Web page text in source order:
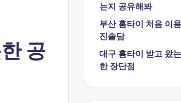
공
는지 공유해봐
부산 홈타이 처음 이
진솔담
대구 홈타이 받고 왔
한 장단점